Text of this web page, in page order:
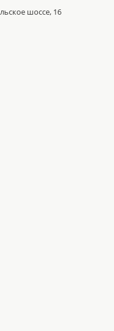
шоссе, 16